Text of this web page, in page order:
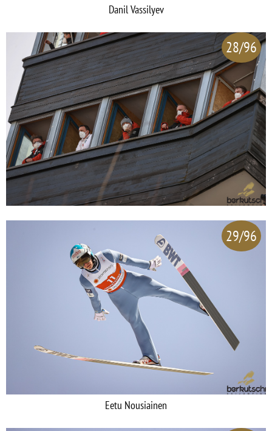
Danil Vassilyev
28/96
29/96
Eetu Nousiainen